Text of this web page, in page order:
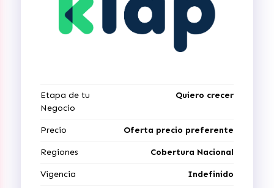
Etapa de tu
Negocio
Quiero crecer
Precio Oferta precio preferente
Regiones Cobertura Nacional
Vigencia Indefinido